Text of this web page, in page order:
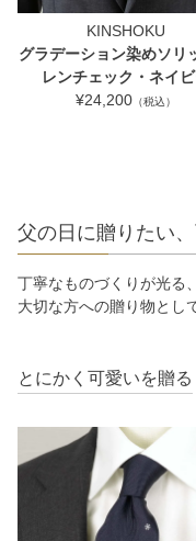
KINSHOKU
グラデーション染めソリ
レンチェック・ネイ
¥24,200 （税込）
父の日に贈りたい
丁寧なものづくりが光る
大切な方への贈り物とし
とにかく可愛いを贈る